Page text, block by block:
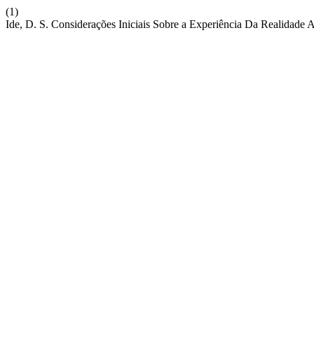
(1)
Ide, D. S. Considerações Iniciais Sobre a Experiência Da Realidade